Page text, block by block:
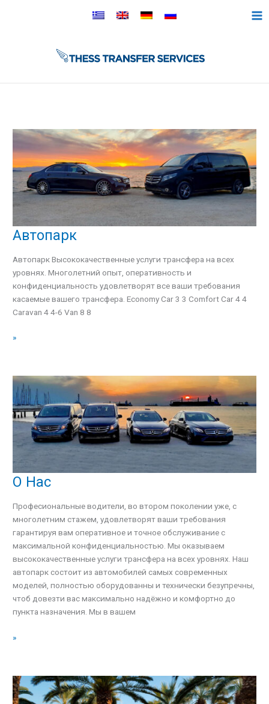
Автопарк
Автопарк Высококачественные услуги трансфера на всех
уровнях. Многолетний опыт, оперативность и
конфиденциальность удовлетворят все ваши требования
касаемые вашего трансфера. Economy Car 3 3 Comfort Car 4 4
Caravan 4 4-6 Van 8 8
Автопарк
»
О Нас
Професиональные водители, во втором поколении уже, с
многолетним стажем, удовлетворят ваши требования
гарантируя вам оперативное и точное обслуживание с
максимальной конфиденциальностью. Мы оказываем
высококачественные услуги трансфера на всех уровнях. Наш
автопарк состоит из автомобилей самых современных
моделей, полностью оборудованны и технически безупречны,
чтоб довезти вас максимально надёжно и комфортно до
пункта назначения. Мы в вашем
О
»